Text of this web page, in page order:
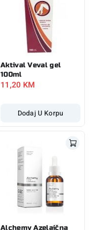
Aktival Veval gel
100ml
11,20 KM
Dodaj U Korpu
Alchemy Azelaična